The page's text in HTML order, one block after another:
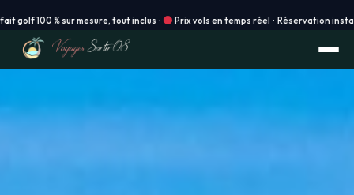
mesure, tout inclus · Prix vols en temps réel · Réservation instantanée en